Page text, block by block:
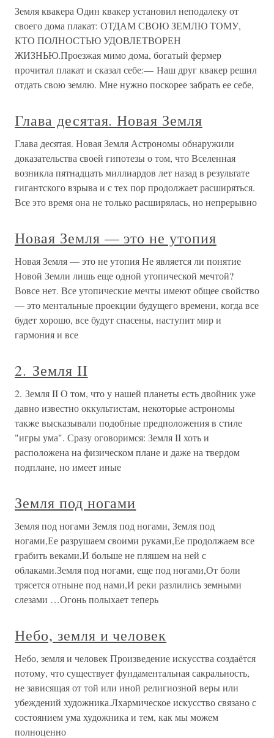
Земля квакера Один квакер установил неподалеку от
своего дома плакат: ОТДАМ СВОЮ ЗЕМЛЮ ТОМУ,
КТО ПОЛНОСТЬЮ УДОВЛЕТВОРЕН
ЖИЗНЬЮ.Проезжая мимо дома, богатый фермер
прочитал плакат и сказал себе:— Наш друг квакер решил
отдать свою землю. Мне нужно поскорее забрать ее себе,
Глава десятая. Новая Земля
Глава десятая. Новая Земля Астрономы обнаружили
доказательства своей гипотезы о том, что Вселенная
возникла пятнадцать миллиардов лет назад в результате
гигантского взрыва и с тех пор продолжает расширяться.
Все это время она не только расширялась, но непрерывно
Новая Земля — это не утопия
Новая Земля — это не утопия Не является ли понятие
Новой Земли лишь еще одной утопической мечтой?
Вовсе нет. Все утопические мечты имеют общее свойство
— это ментальные проекции будущего времени, когда все
будет хорошо, все будут спасены, наступит мир и
гармония и все
2. Земля II
2. Земля II О том, что у нашей планеты есть двойник уже
давно известно оккультистам, некоторые астрономы
также высказывали подобные предположения в стиле
"игры ума". Сразу оговоримся: Земля II хоть и
расположена на физическом плане и даже на твердом
подплане, но имеет иные
Земля под ногами
Земля под ногами Земля под ногами, Земля под
ногами,Ее разрушаем своими руками,Ее продолжаем все
грабить веками,И больше не пляшем на ней с
облаками.Земля под ногами, еще под ногами,От боли
трясется отныне под нами,И реки разлились земными
слезами …Огонь полыхает теперь
Небо, земля и человек
Небо, земля и человек Произведение искусства создаётся
потому, что существует фундаментальная сакральность,
не зависящая от той или иной религиозной веры или
убеждений художника.Лхармическое искусство связано с
состоянием ума художника и тем, как мы можем
полноценно